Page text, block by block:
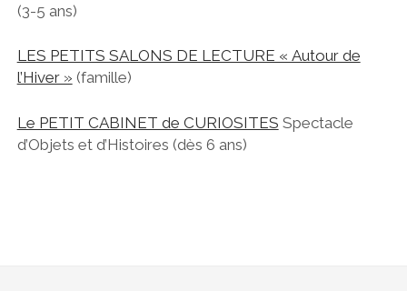
(3-5 ans)
LES PETITS SALONS DE LECTURE « Autour de
l’Hiver » (famille)
Le PETIT CABINET de CURIOSITES Spectacle
d’Objets et d’Histoires (dès 6 ans)